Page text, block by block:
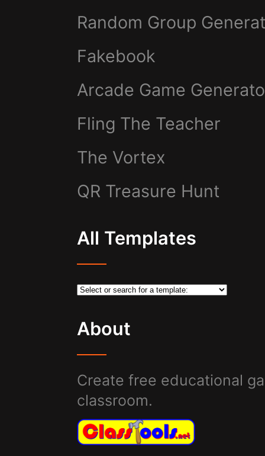
Random Group
Fakebook
Arcade Game
Fling The Teacher
The Vortex
QR Treasure Hunt
All Templates
About
Create free educational
classroom.